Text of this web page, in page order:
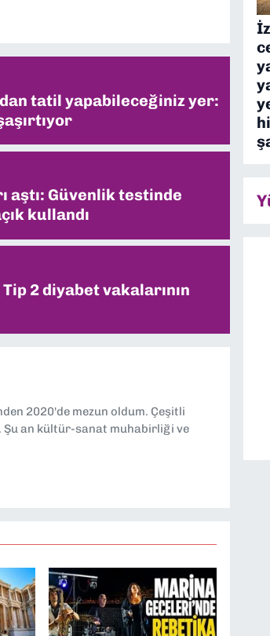
tatil yapabileceğiniz yer:
aştı: Güvenlik testinde
kullandı
2 diyabet vakalarının
2020'de mezun oldum. Çeşitli
Şu an kültür-sanat muhabirliği ve